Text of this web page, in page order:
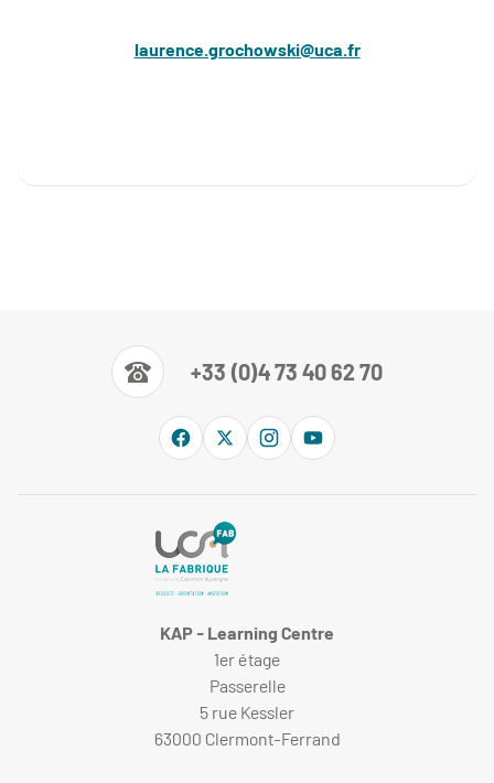
laurence.grochowski@uca.fr
+33 (0)4 73 40 62 70
KAP - Learning Centre
1er étage
Passerelle
5 rue Kessler
63000 Clermont-Ferrand